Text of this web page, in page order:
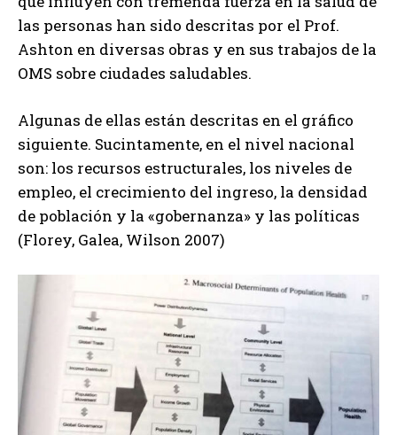
las personas han sido descritas por el Prof.
Ashton en diversas obras y en sus trabajos de la
OMS sobre ciudades saludables.
Algunas de ellas están descritas en el gráfico
siguiente. Sucintamente, en el nivel nacional
son: los recursos estructurales, los niveles de
empleo, el crecimiento del ingreso, la densidad
de población y la «gobernanza» y las políticas
(Florey, Galea, Wilson 2007)